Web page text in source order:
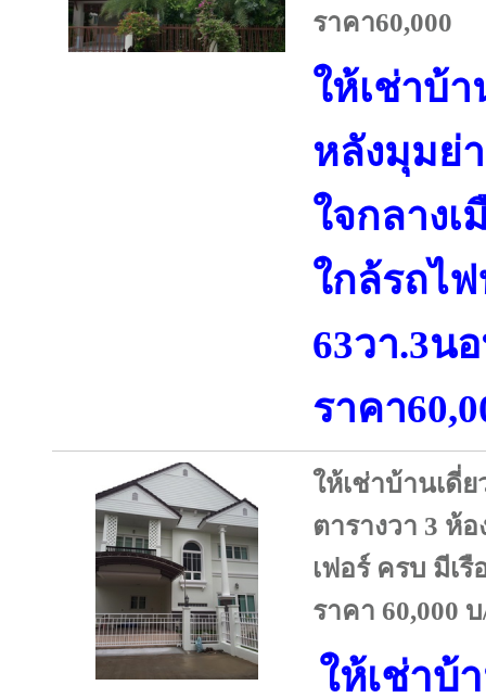
ราคา60,000
ให้เช่าบ้
หลังมุมย่
ใจกลางเ
ใกล้รถไ
63วา.3น
ราคา
ให้เช่าบ้านเดี่
ตารางวา 3 ห้
เฟอร์ ครบ มีเ
ราคา 60,000
ให้เช่าบ้